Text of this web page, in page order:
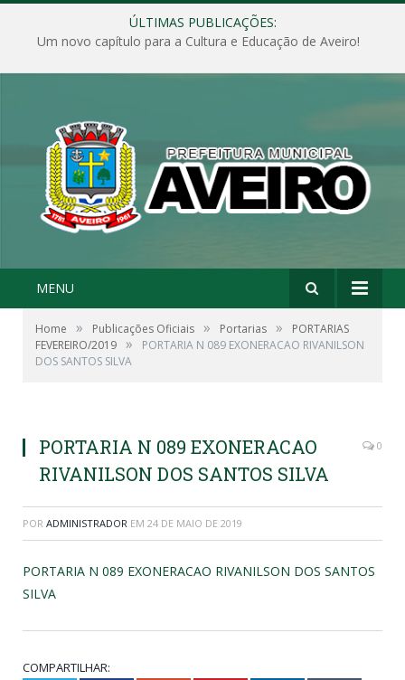
ÚLTIMAS PUBLICAÇÕES:
Um novo capítulo para a Cultura e Educação de Aveiro!
MENU
Home » Publicações Oficiais » Portarias »
PORTARIAS
FEVEREIRO/2019 »
PORTARIA N 089 EXONERACAO RIVANILSON
DOS SANTOS SILVA
PORTARIA N 089 EXONERACAO
RIVANILSON DOS SANTOS SILVA
0
POR ADMINISTRADOR EM 24 DE MAIO DE 2019
PORTARIA N 089 EXONERACAO RIVANILSON DOS SANTOS
SILVA
COMPARTILHAR: